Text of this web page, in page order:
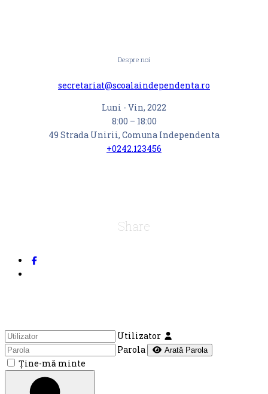
Despre noi
secretariat@scoalaindependenta.ro
Luni - Vin, 2022
8:00 – 18:00
49 Strada Unirii, Comuna Independenta
+0242.123456
Share
Utilizator
Parola
Arată Parola
Ţine-mă minte